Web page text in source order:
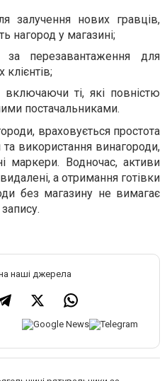
залучення нових гравців,
нагород у магазині;
за перезавантаження для
включаючи ті, які повністю
постачальниками.
враховується простота
використання винагороди,
маркери. Водночас, активи
а отримання готівки
без магазину не вимагає
наші джерела